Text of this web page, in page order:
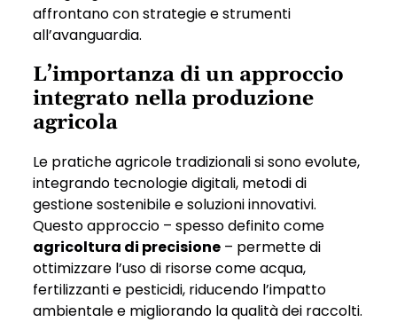
affrontano con strategie e strumenti
all’avanguardia.
L’importanza di un approccio
integrato nella produzione
agricola
Le pratiche agricole tradizionali si sono evolute,
integrando tecnologie digitali, metodi di
gestione sostenibile e soluzioni innovativi.
Questo approccio – spesso definito come
agricoltura di precisione – permette di
ottimizzare l’uso di risorse come acqua,
fertilizzanti e pesticidi, riducendo l’impatto
ambientale e migliorando la qualità dei raccolti.